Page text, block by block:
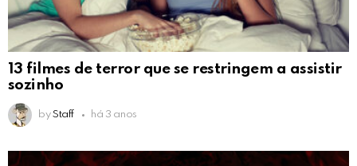
13 filmes de terror que se restringem a assistir
sozinho
by Staff há 3 anos